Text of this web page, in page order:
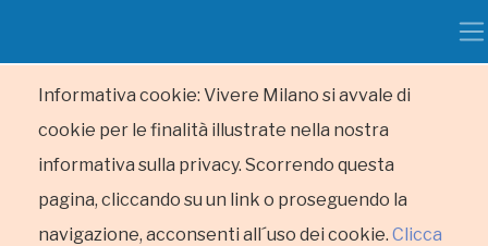
Informativa cookie: Vivere Milano si avvale di
cookie per le finalità illustrate nella nostra
informativa sulla privacy. Scorrendo questa
pagina, cliccando su un link o proseguendo la
navigazione, acconsenti all´uso dei cookie. Clicca